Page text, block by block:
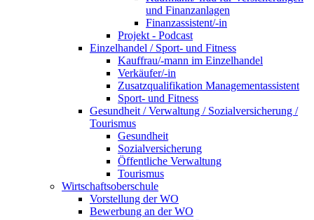
und Finanzanlagen
Finanzassistent/-in
Projekt - Podcast
Einzelhandel / Sport- und Fitness
Kauffrau/-mann im Einzelhandel
Verkäufer/-in
Zusatzqualifikation Managementassistent
Sport- und Fitness
Gesundheit / Verwaltung / Sozialversicherung /
Tourismus
Gesundheit
Sozialversicherung
Öffentliche Verwaltung
Tourismus
Wirtschaftsoberschule
Vorstellung der WO
Bewerbung an der WO